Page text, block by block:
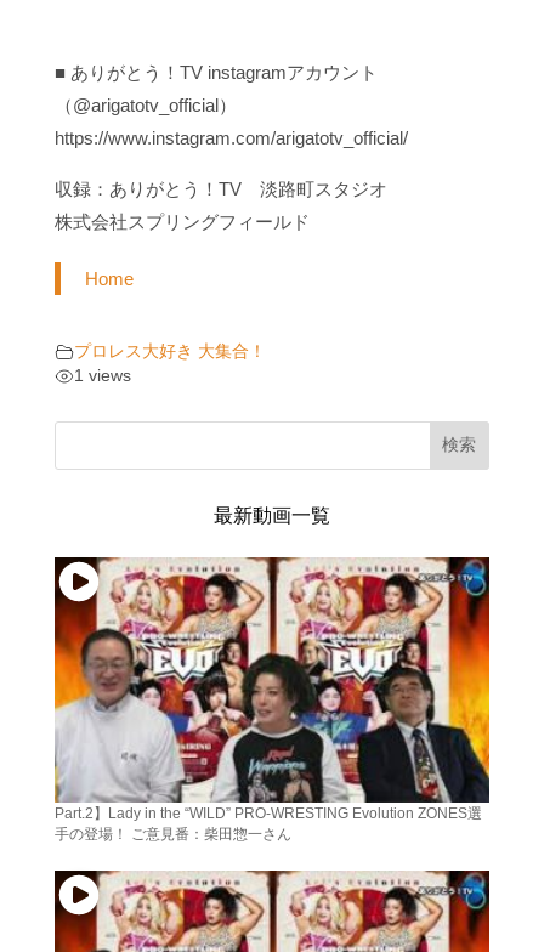
■ ありがとう！TV instagramアカウント
（@arigatotv_official）
https://www.instagram.com/arigatotv_official/
収録：ありがとう！TV 淡路町スタジオ
株式会社スプリングフィールド
Home
プロレス大好き 大集合！
1 views
検索
最新動画一覧
Part.2】Lady in the “WILD” PRO-WRESTING Evolution ZONES選
手の登場！ ご意見番：柴田惣一さん